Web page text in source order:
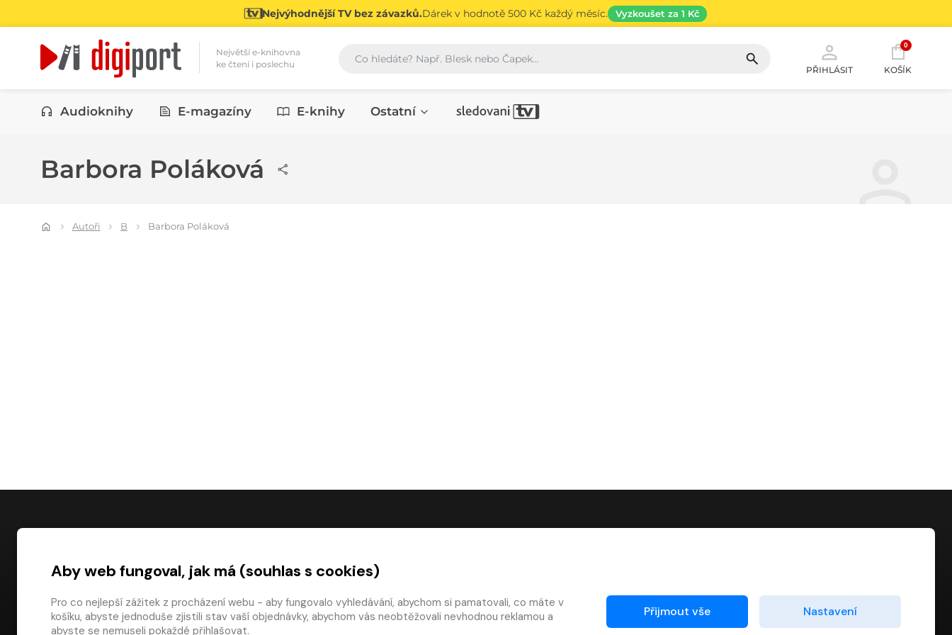
Nejvýhodnější TV bez závazků.Dárek v hodnotě 500 Kč každý měsíc. Vyzkoušet za 1 Kč
Největší e-knihovna
ke čtení i poslechu
Vyhledávání
PŘIHLÁSIT
0
KOŠÍK
Kategorie
Audioknihy E-magazíny E-knihy Ostatní
Barbora Poláková
Autoři B Barbora Poláková
digiport.cz © 2026
Časté dotazy
Platba
Obchodní podmínky
Kontakty
Články
Aby web fungoval, jak má (souhlas s cookies)
Pro co nejlepší zážitek z procházení webu - aby fungovalo vyhledávání, abychom si pamatovali, co máte v
košíku, abyste jednoduše zjistili stav vaší objednávky, abychom vás neobtěžovali nevhodnou reklamou a
abyste se nemuseli pokaždé přihlašovat.
Přijmout vše Nastavení